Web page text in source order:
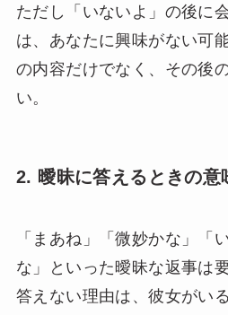
ただし「いないよ」の後に
は、あなたに興味がない可
の内容だけでなく、その後
い。
2. 曖昧に答えるときの意
「まあね」「微妙かな」「
な」といった曖昧な返事は
答えない理由は、彼女がい